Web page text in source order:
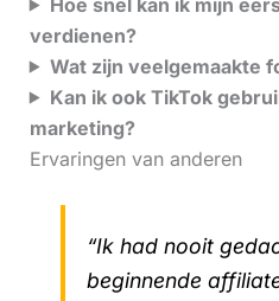
verdienen?
Wat zijn veelgemaakte
Kan ik ook TikTok
marketing?
Ervaringen van anderen
“Ik had nooit
beginnende